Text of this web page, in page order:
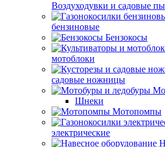
Воздуходувки и садовые
бензиновые
Бензокосы
мотоблоки
садовые ножницы
Шнеки
Мотопомпы
электрические